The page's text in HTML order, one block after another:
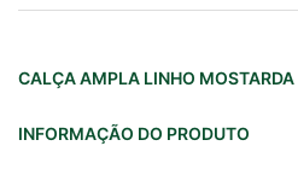
CALÇA AMPLA LINHO MOSTARDA
INFORMAÇÃO DO PRODUTO